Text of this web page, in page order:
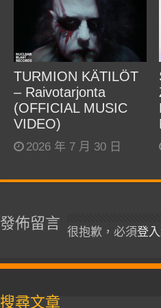
TURMION KÄTILÖT
– Raivotarjonta
(OFFICIAL MUSIC
VIDEO)
2026 年 7 月 30 日
發佈留言
很抱歉，必須登入
搜尋文章